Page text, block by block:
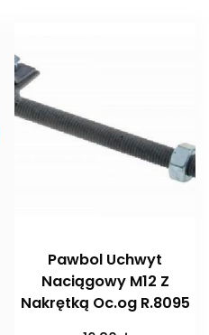
Pawbol Uchwyt
Naciągowy M12 Z
Nakrętką Oc.og R.8095